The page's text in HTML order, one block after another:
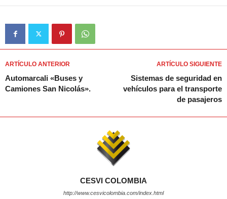
ARTÍCULO ANTERIOR
Automarcali «Buses y
Camiones San Nicolás».
ARTÍCULO SIGUIENTE
Sistemas de seguridad en
vehículos para el transporte
de pasajeros
CESVI COLOMBIA
http://www.cesvicolombia.com/index.html